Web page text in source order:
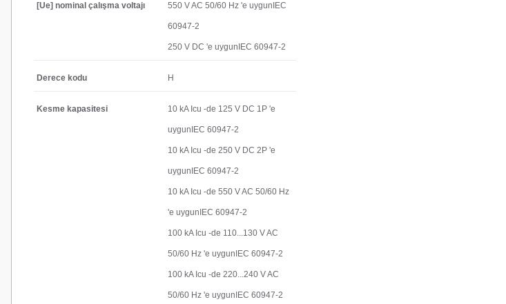
[Ue] nominal çalışma voltajı 550 V AC 50/60 Hz 'e uygunIEC
60947-2
250 V DC 'e uygunIEC 60947-2
Derece kodu H
Kesme kapasitesi 10 kA Icu -de 125 V DC 1P 'e
uygunIEC 60947-2
10 kA Icu -de 250 V DC 2P 'e
uygunIEC 60947-2
10 kA Icu -de 550 V AC 50/60 Hz
'e uygunIEC 60947-2
100 kA Icu -de 110...130 V AC
50/60 Hz 'e uygunIEC 60947-2
100 kA Icu -de 220...240 V AC
50/60 Hz 'e uygunIEC 60947-2